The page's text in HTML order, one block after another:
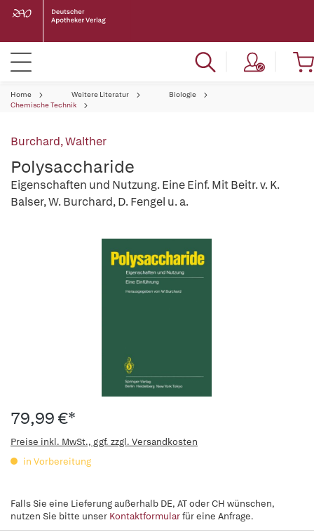
Home Weitere Literatur
Biologie
Chemische Technik
Burchard, Walther
Polysaccharide
Eigenschaften und Nutzung. Eine Einf. Mit Beitr. v. K.
Balser, W. Burchard, D. Fengel u. a.
79,99 €*
Preise inkl. MwSt., ggf. zzgl. Versandkosten
in Vorbereitung
Falls Sie eine Lieferung außerhalb DE, AT oder CH wünschen,
nutzen Sie bitte unser Kontaktformularfür eine Anfrage.